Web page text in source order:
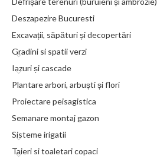
Deszapezire Bucuresti
Excavații, săpături și decopertări
Gradini si spatii verzi
Iazuri și cascade
Plantare arbori, arbuști și flori
Proiectare peisagistica
Semanare montaj gazon
Sisteme irigatii
Taieri si toaletari copaci